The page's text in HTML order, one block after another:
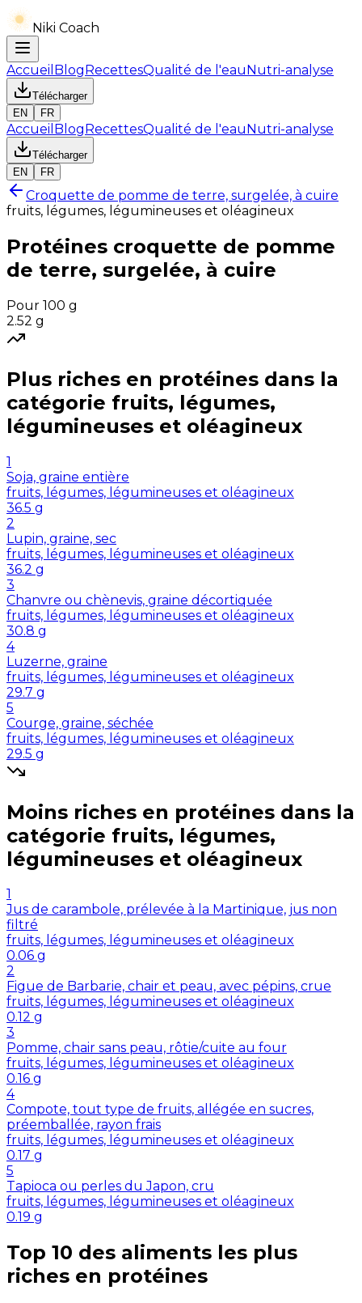
Niki Coach
Accueil BlogRecettesQualité de l'eauNutri-analyse
Télécharger
EN
FR
Accueil BlogRecettesQualité de l'eauNutri-analyse
Télécharger
EN
FR
Croquette de pomme de terre, surgelée, à cuire
fruits, légumes, légumineuses et oléagineux
Protéines croquette de pomme
de terre, surgelée, à cuire
Pour 100 g
2.52 g
Plus riches en protéines dans la
catégorie fruits, légumes,
légumineuses et oléagineux
1
Soja, graine entière
fruits, légumes, légumineuses et oléagineux
36.5 g
2
Lupin, graine, sec
fruits, légumes, légumineuses et oléagineux
36.2 g
3
Chanvre ou chènevis, graine décortiquée
fruits, légumes, légumineuses et oléagineux
30.8 g
4
Luzerne, graine
fruits, légumes, légumineuses et oléagineux
29.7 g
5
Courge, graine, séchée
fruits, légumes, légumineuses et oléagineux
29.5 g
Moins riches en protéines dans la
catégorie fruits, légumes,
légumineuses et oléagineux
1
Jus de carambole, prélevée à la Martinique, jus non
filtré
fruits, légumes, légumineuses et oléagineux
0.06 g
2
Figue de Barbarie, chair et peau, avec pépins, crue
fruits, légumes, légumineuses et oléagineux
0.12 g
3
Pomme, chair sans peau, rôtie/cuite au four
fruits, légumes, légumineuses et oléagineux
0.16 g
4
Compote, tout type de fruits, allégée en sucres,
préemballée, rayon frais
fruits, légumes, légumineuses et oléagineux
0.17 g
5
Tapioca ou perles du Japon, cru
fruits, légumes, légumineuses et oléagineux
0.19 g
Top 10 des aliments les plus
riches en protéines